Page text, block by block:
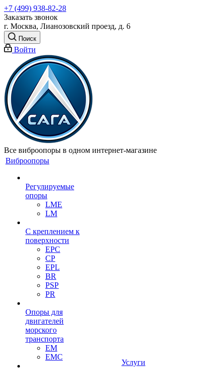
+7 (499) 938-82-28
Заказать звонок
г. Москва, Лианозовский проезд, д. 6
Поиск
Войти
Все виброопоры в одном интернет-магазине
Виброопоры
Регулируемые
опоры
LME
LM
С креплением к
поверхности
EPC
CP
EPL
BR
PSP
PR
Опоры для
двигателей
морского
транспорта
EM
EMC
Услуги